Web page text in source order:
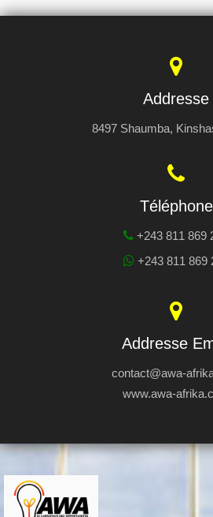
Addresse
8497 Shaumba,
Téléphone
+243 811 869
+243 811 869
Addresse
contact@awa-
www.awa-